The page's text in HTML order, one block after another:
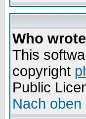
Who
This
copyright
Public
Nach oben